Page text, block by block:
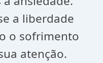
a liberdade
o sofrimento
atenção.